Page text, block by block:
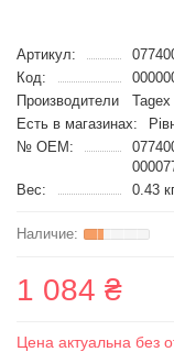
Артикул:
Код:
Производители
Tagex
Есть в магазинах:
№ OEM:
Вес:
0.43
1 084 ₴
Цена актуальна без